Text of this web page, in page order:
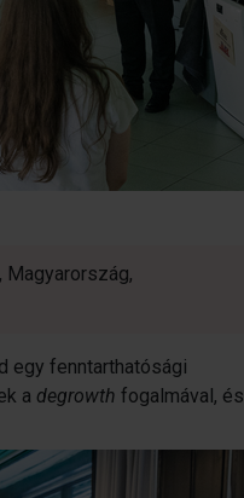
Magyarország,
egy fenntarthatósági
a degrowth fogalmával, és